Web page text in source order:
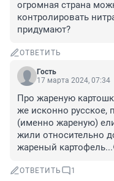
огромная страна
контролировать
придумают?
ОТВЕТИТЬ
Гость
17 марта 2024, 07:34
Про жареную
же исконно русское,
(именно жареную)
жили относительно
жареный
ОТВЕТИТЬ 1